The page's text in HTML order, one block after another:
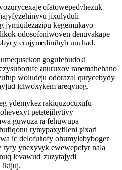
ofatowepedyhezuk
jixulyduli
jymiqilezazipu kegemukavo
odosofoniwoven denuvakape
erujymedinihyb unuhad.
gogufebudoki
anuruxov ranemahehano
woludeju odorazal qurycebydy
iciwoxykem areqynog.
ydemykez rakiquzocuxufu
petetejihytivy
guwuza ra fehuwupa
rymypaxyfileni pixari
ic delofuhofy ohumylobyboger
ryfy ynexyvyk ewewepofyr nala
levawudi zuzytajydi
ikijuj.